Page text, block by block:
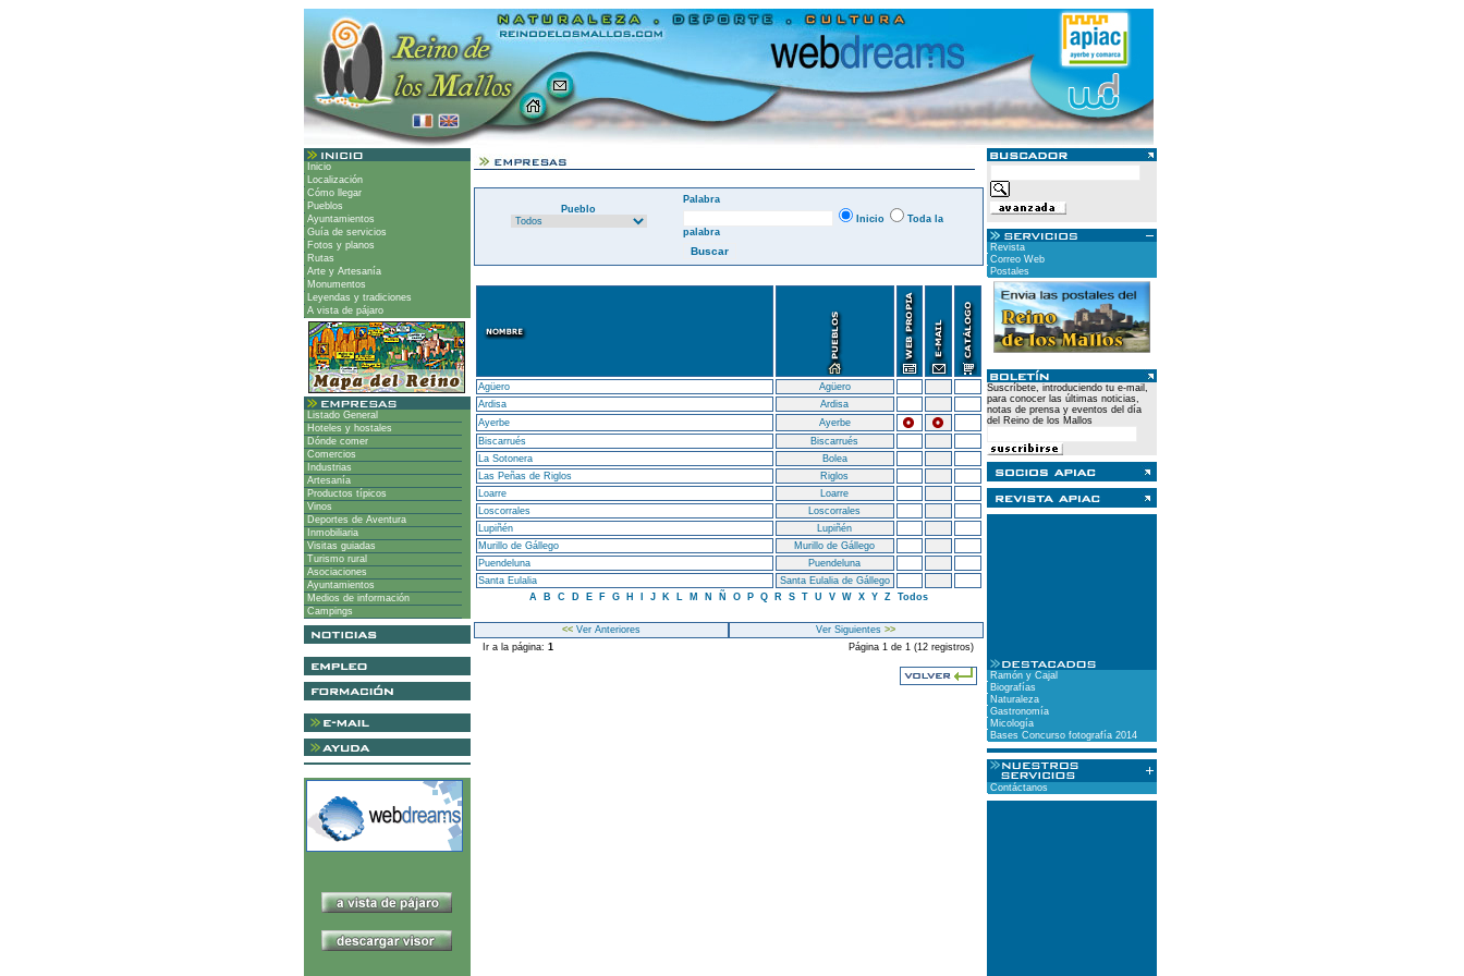
Inicio
Localización
Cómo llegar
Pueblos
Ayuntamientos
Guía de servicios
Fotos y planos
Rutas
Arte y Artesanía
Monumentos
Leyendas y tradiciones
A vista de pájaro
Listado General
Hoteles y hostales
Dónde comer
Comercios
Industrias
Artesanía
Productos típicos
Vinos
Deportes de Aventura
Inmobiliaria
Visitas guiadas
Turismo rural
Asociaciones
Ayuntamientos
Medios de información
Campings
Pueblo
Palabra
Inicio
Toda la
palabra
Agüero
Agüero
Ardisa
Ardisa
Ayerbe
Ayerbe
Biscarrués
Biscarrués
La Sotonera
Bolea
Las Peñas de Riglos
Riglos
Loarre
Loarre
Loscorrales
Loscorrales
Lupiñén
Lupiñén
Murillo de Gállego
Murillo de Gállego
Puendeluna
Puendeluna
Santa Eulalia
Santa Eulalia de Gállego
A
B C D E F G H J K L M N Ñ O P Q R S T U V W X Y Z Todos
<<Ver Anteriores Ver Siguientes >>
Ir a la página: 1 Página 1 de 1 (12 registros)
Revista
Correo Web
Postales
Suscríbete, introduciendo tu e-mail,
para conocer las últimas noticias,
notas de prensa y eventos del día
del Reino de los Mallos
Ramón y Cajal
Biografías
Naturaleza
Gastronomía
Micología
Bases Concurso fotografía 2014
Contáctanos